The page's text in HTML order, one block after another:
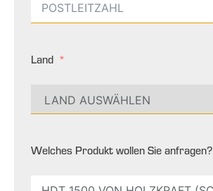
Land
Welches Produkt wollen Sie anfragen?